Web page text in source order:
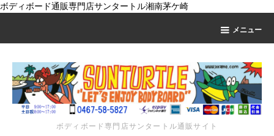
ボディボード通販専門店サンタートル湘南茅ケ崎
メニュー
ボディボード専門店サンタートル通販サイト